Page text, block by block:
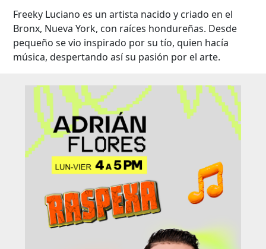
Freeky Luciano es un artista nacido y criado en el
Bronx, Nueva York, con raíces hondureñas. Desde
pequeño se vio inspirado por su tío, quien hacía
música, despertando así su pasión por el arte.